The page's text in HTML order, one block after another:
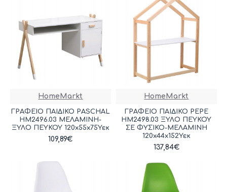
HomeMarkt
ΓΡΑΦΕΙΟ ΠΑΙΔΙΚΟ PASCHAL
HM2496.03 ΜΕΛΑΜΙΝΗ-
ΞΥΛΟ ΠΕΥΚΟΥ 120x55x75Υεκ
109,89€
HomeMarkt
ΓΡΑΦΕΙΟ ΠΑΙΔΙΚΟ PEPE
HM2498.03 ΞΥΛΟ ΠΕΥΚΟΥ
ΣΕ ΦΥΣΙΚΟ-ΜΕΛΑΜΙΝΗ
120x44x152Υεκ
137,84€